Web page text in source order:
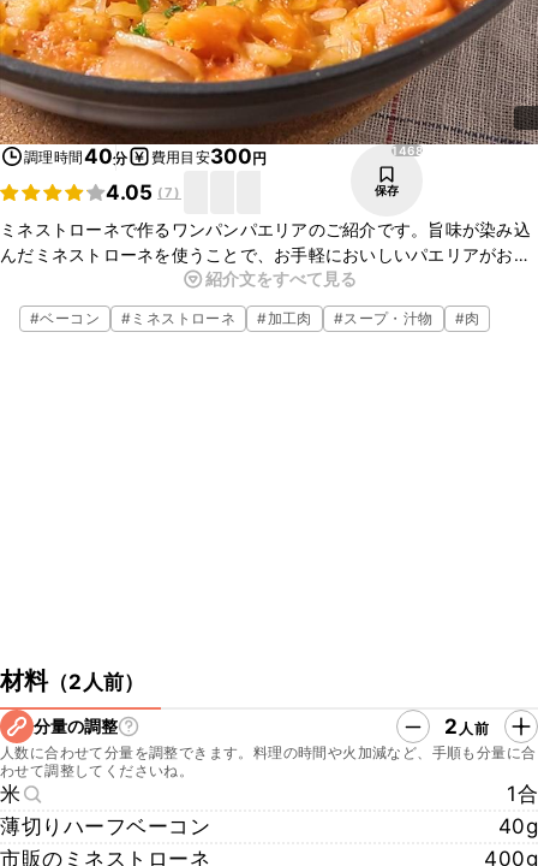
調理時間40分 費用目安300円
4.05 (7)
1468
保存
ミネストローネで作るワンパンパエリアのご紹介です。旨味が染み込
んだミネストローネを使うことで、お手軽においしいパエリアがお作
りいただけます。お好みでピザ用チーズをトッピングしてもおいしい
ですよ。ぜひお試しくださいね。
紹介文をすべて見る
#ベーコン # ミネストローネ #加工肉 #スープ・汁物 #肉
材料（2人前）
分量の調整 2 人前
人数に合わせて分量を調整できます。料理の時間や火加減など、手順も分量に合
わせて調整してくださいね。
米
1合
薄切りハーフベーコン
40g
市販のミネストローネ
400g